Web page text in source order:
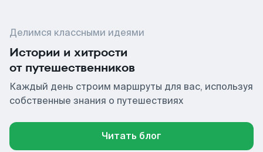
Делимся классными идеями
Истории и хитрости
от путешественников
Каждый день строим маршруты для вас, используя
собственные знания о путешествиях
Читать блог